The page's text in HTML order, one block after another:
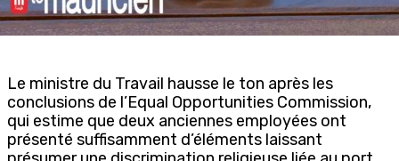
Le ministre du Travail hausse le ton après les
conclusions de l’Equal Opportunities Commission,
qui estime que deux anciennes employées ont
présenté suffisamment d’éléments laissant